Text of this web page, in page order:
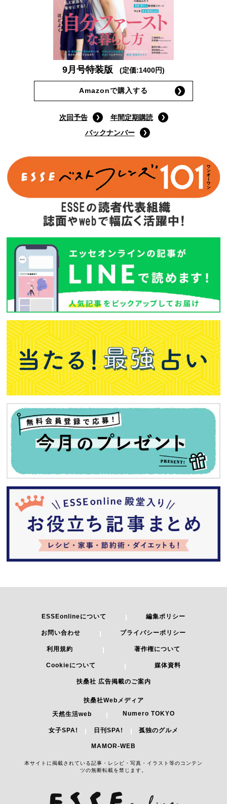
9月号特装版 (定価:1400円)
Amazonで購入する
次回予告
年間定期購読
バックナンバー
ESSEonlineについて 編集ポリシー
お問い合わせ プライバシーポリシー
利用規約 著作権について
Cookieについて 媒体資料
扶桑社 広告掲載のご案内
扶桑社Webメディア
天然生活web
Numero TOKYO
女子SPA! 日刊SPA! 孤独のグルメ
MAMOR-WEB
本サイトに掲載されている記事・レシピ・写真・イラスト等のコンテン
ツの無断転載を禁じます。